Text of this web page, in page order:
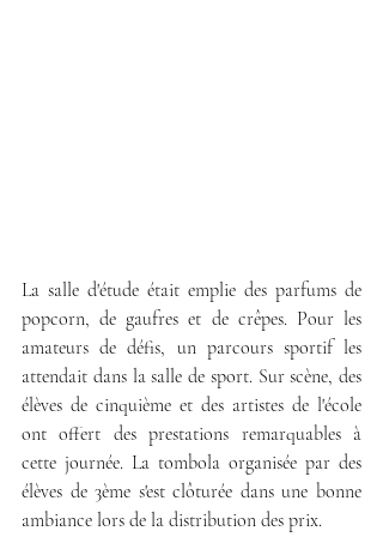
La salle d'étude était emplie des parfums de
popcorn, de gaufres et de crêpes. Pour les
amateurs de défis, un parcours sportif les
attendait dans la salle de sport. Sur scène, des
élèves de cinquième et des artistes de l'école
ont offert des prestations remarquables à
cette journée. La tombola organisée par des
élèves de 3ème s'est clôturée dans une bonne
ambiance lors de la distribution des prix.